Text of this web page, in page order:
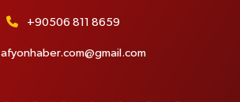
+90506 811 8659
afyonhaber.com@gmail.com